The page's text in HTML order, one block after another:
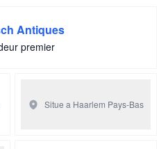
Antiques
premier
Situe a Haarlem Pays-Bas